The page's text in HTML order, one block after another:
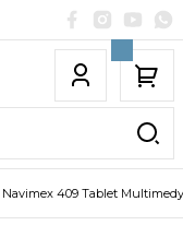
Navimex 409 Tablet